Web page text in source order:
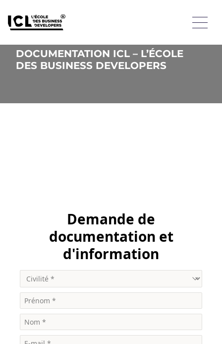
DOCUMENTATION ICL – L’ÉCOLE
DES BUSINESS DEVELOPERS
Demande de
documentation et
d'information